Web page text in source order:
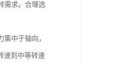
需求。合理选
中于轴向，
速到中等转速